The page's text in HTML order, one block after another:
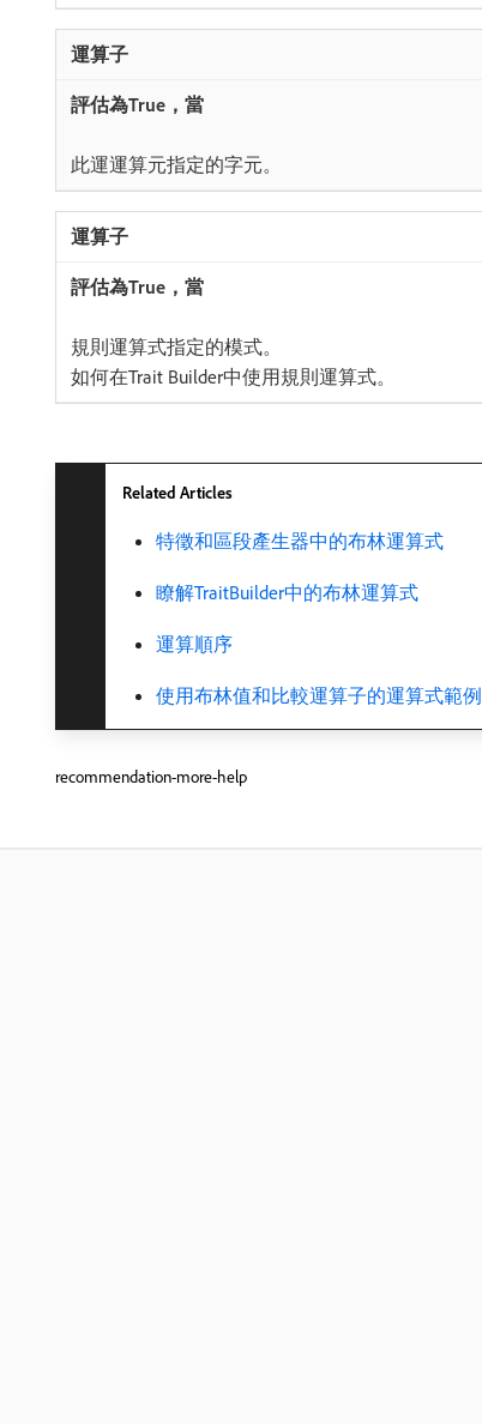
​此運運算元指定的字元。
​規則運算式指定的模式。
如何在Trait Builder中使用規則運算式。
Related Articles
特徵和區段產生器中的布林運算式
瞭解TraitBuilder中的布林運算式
運算順序
使用布林值和比較運算子的運算式範例
recommendation-more-help